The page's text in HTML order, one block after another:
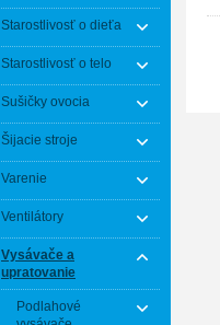
Starostlivosť o dieťa
Starostlivosť o telo
Sušičky ovocia
Šijacie stroje
Varenie
Ventilátory
Vysávače a
upratovanie
Podlahové